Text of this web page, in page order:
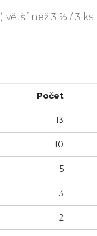
než 3 % / 3 ks.
Počet
13
10
5
3
2